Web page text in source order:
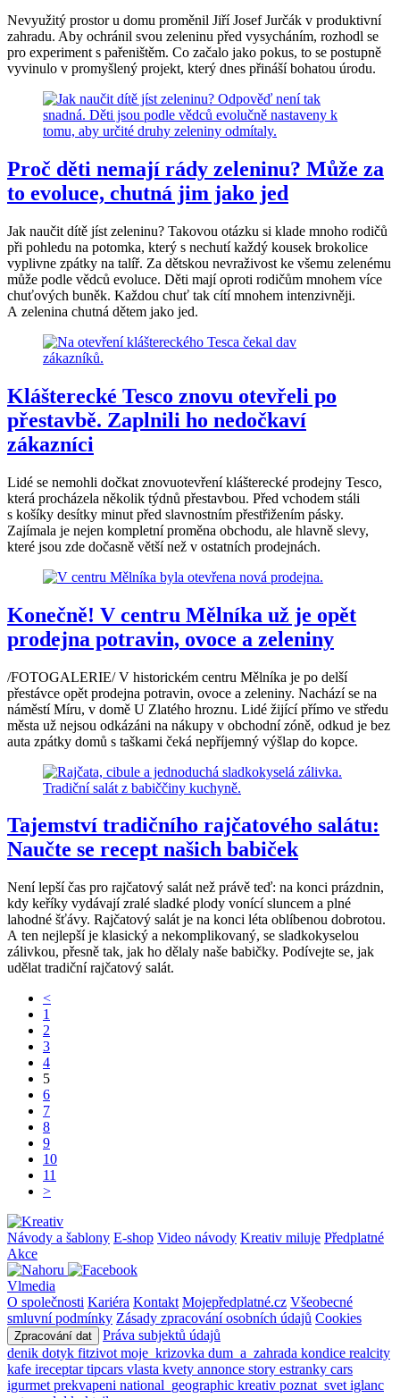
Nevyužitý prostor u domu proměnil Jiří Josef Jurčák v produktivní
zahradu. Aby ochránil svou zeleninu před vysycháním, rozhodl se
pro experiment s pařeništěm. Co začalo jako pokus, to se postupně
vyvinulo v promyšlený projekt, který dnes přináší bohatou úrodu.
Proč děti nemají rády zeleninu? Může za
to evoluce, chutná jim jako jed
Jak naučit dítě jíst zeleninu? Takovou otázku si klade mnoho rodičů
při pohledu na potomka, který s nechutí každý kousek brokolice
vyplivne zpátky na talíř. Za dětskou nevraživost ke všemu zelenému
může podle vědců evoluce. Děti mají oproti rodičům mnohem více
chuťových buněk. Každou chuť tak cítí mnohem intenzivněji.
A zelenina chutná dětem jako jed.
Klášterecké Tesco znovu otevřeli po
přestavbě. Zaplnili ho nedočkaví
zákazníci
Lidé se nemohli dočkat znovuotevření klášterecké prodejny Tesco,
která procházela několik týdnů přestavbou. Před vchodem stáli
s košíky desítky minut před slavnostním přestřižením pásky.
Zajímala je nejen kompletní proměna obchodu, ale hlavně slevy,
které jsou zde dočasně větší než v ostatních prodejnách.
Konečně! V centru Mělníka už je opět
prodejna potravin, ovoce a zeleniny
/FOTOGALERIE/ V historickém centru Mělníka je po delší
přestávce opět prodejna potravin, ovoce a zeleniny. Nachází se na
náměstí Míru, v domě U Zlatého hroznu. Lidé žijící přímo ve středu
města už nejsou odkázáni na nákupy v obchodní zóně, odkud je bez
auta zpátky domů s taškami čeká nepříjemný výšlap do kopce.
Tajemství tradičního rajčatového salátu:
Naučte se recept našich babiček
Není lepší čas pro rajčatový salát než právě teď: na konci prázdnin,
kdy keříky vydávají zralé sladké plody vonící sluncem a plné
lahodné šťávy. Rajčatový salát je na konci léta oblíbenou dobrotou.
A ten nejlepší je klasický a nekomplikovaný, se sladkokyselou
zálivkou, přesně tak, jak ho dělaly naše babičky. Podívejte se, jak
udělat tradiční rajčatový salát.
<
1
2
3
4
5
6
7
8
9
10
11
>
Návody a šablony E-shop Video návody Kreativ miluje Předplatné
Akce
Vlmedia
O společnosti Kariéra Kontakt Mojepředplatné.cz Všeobecné
smluvní podmínky Zásady zpracování osobních údajů Cookies
Zpracování dat
Práva subjektů údajů
denik dotyk fitzivot moje_krizovka dum_a_zahrada kondice realcity
kafe ireceptartipcars vlasta kvety annonce story estranky cars
igurmet prekvapeni national_geographic kreativ poznat_svet iglanc